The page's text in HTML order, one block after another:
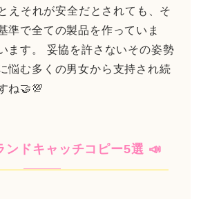
えそれが安全だとされても、そ
準で全ての製品を作っていま
ます。 妥協を許さないその姿勢
悩む多くの男女から支持され続
ね🤝💯
ンドキャッチコピー5選 📣